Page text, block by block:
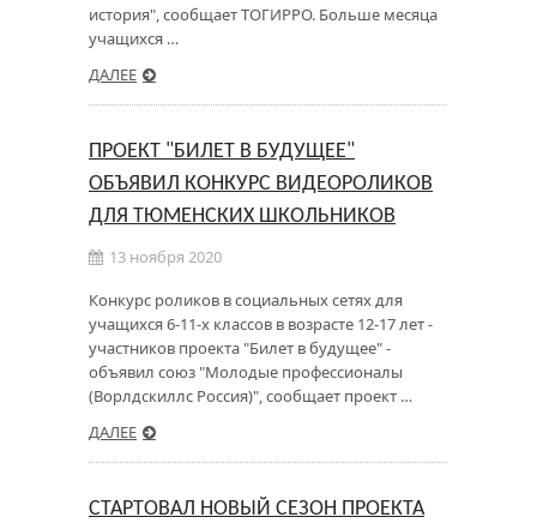
история", сообщает ТОГИРРО. Больше месяца
учащихся …
ДАЛЕЕ
ПРОЕКТ "БИЛЕТ В БУДУЩЕЕ"
ОБЪЯВИЛ КОНКУРС ВИДЕОРОЛИКОВ
ДЛЯ ТЮМЕНСКИХ ШКОЛЬНИКОВ
13 ноября 2020
Конкурс роликов в социальных сетях для
учащихся 6-11-х классов в возрасте 12-17 лет -
участников проекта "Билет в будущее" -
объявил союз "Молодые профессионалы
(Ворлдскиллс Россия)", сообщает проект …
ДАЛЕЕ
СТАРТОВАЛ НОВЫЙ СЕЗОН ПРОЕКТА